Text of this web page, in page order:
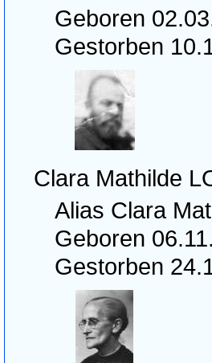
Geboren
Gestorben
Clara Mathilde
Alias Clara
Geboren
Gestorben